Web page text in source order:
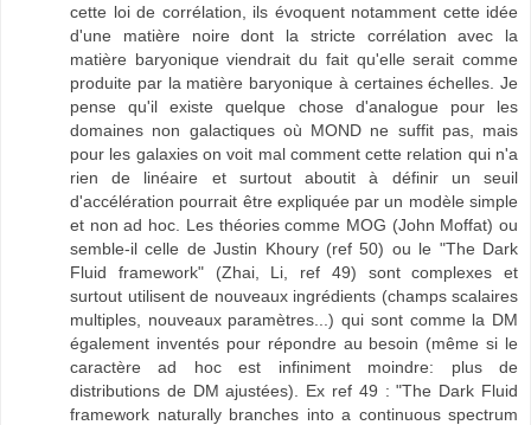
cette loi de corrélation, ils évoquent notamment cette idée
d'une matière noire dont la stricte corrélation avec la
matière baryonique viendrait du fait qu'elle serait comme
produite par la matière baryonique à certaines échelles. Je
pense qu'il existe quelque chose d'analogue pour les
domaines non galactiques où MOND ne suffit pas, mais
pour les galaxies on voit mal comment cette relation qui n'a
rien de linéaire et surtout aboutit à définir un seuil
d'accélération pourrait être expliquée par un modèle simple
et non ad hoc. Les théories comme MOG (John Moffat) ou
semble-il celle de Justin Khoury (ref 50) ou le "The Dark
Fluid framework" (Zhai, Li, ref 49) sont complexes et
surtout utilisent de nouveaux ingrédients (champs scalaires
multiples, nouveaux paramètres...) qui sont comme la DM
également inventés pour répondre au besoin (même si le
caractère ad hoc est infiniment moindre: plus de
distributions de DM ajustées). Ex ref 49 : "The Dark Fluid
framework naturally branches into a continuous spectrum